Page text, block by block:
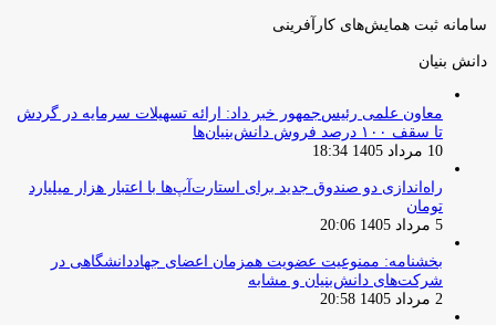
سامانه ثبت همایش‌های کارآفرینی
دانش‌ بنیان‌
معاون علمی رئیس‌جمهور خبر داد: ارائه تسهیلات سرمایه در گردش
تا سقف ۱۰۰ درصد فروش دانش‌بنیان‌ها
10 مرداد 1405 18:34
راه‌اندازی دو صندوق جدید برای استارت‌آپ‌ها با اعتبار هزار میلیارد
تومان
5 مرداد 1405 20:06
بخشنامه: ممنوعیت عضویت همزمان اعضای جهاددانشگاهی در
شرکت‌های دانش‌بنیان و مشابه
2 مرداد 1405 20:58